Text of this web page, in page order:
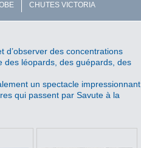
CHUTES VICTORIA
des concentrations
des léopards, des guépards, des
un spectacle impressionnant
qui passent par Savute à la